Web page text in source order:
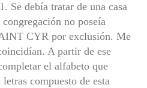
Se debía tratar de una casa
no poseía
CYR por exclusión. Me
A partir de ese
el alfabeto que
compuesto de esta